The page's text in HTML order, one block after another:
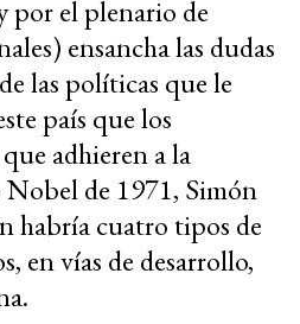
el plenario de
ensancha las dudas
las políticas que le
país que los
adhieren a la
de 1971, Simón
habría cuatro tipos de
en vías de desarrollo,